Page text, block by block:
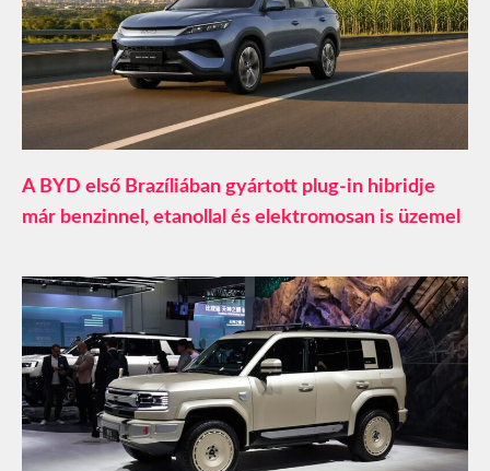
A BYD első Brazíliában gyártott plug-in hibridje
már benzinnel, etanollal és elektromosan is üzemel